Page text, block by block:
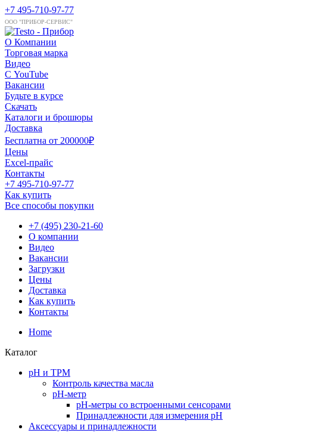
+7 495-710-97-77
ООО "ПРИБОР-СЕРВИС"
О Компании
Торговая марка
Видео
С YouTube
Вакансии
Будьте в курсе
Скачать
Каталоги и брошюры
Доставка
Бесплатна от 200000₽
Цены
Excel-прайс
Контакты
+7 495-710-97-77
Как купить
Все способы покупки
+7 (495) 230-21-60
О компании
Видео
Вакансии
Загрузки
Цены
Доставка
Как купить
Контакты
Home
Каталог
pH и TPM
Контроль качества масла
рН-метр
pH-метры со встроенными сенсорами
Принадлежности для измерения pH
Аксессуары и принадлежности